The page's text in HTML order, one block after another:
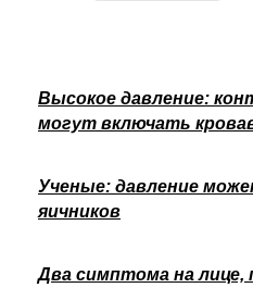
Высокое давление:
могут включать
Ученые: давление
яичников
Два симптома на